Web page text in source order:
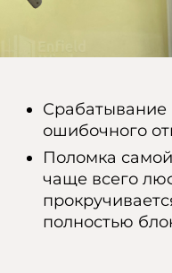
Срабатывание
ошибочного
Поломка
чаще всего
полностью